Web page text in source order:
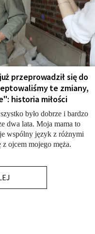
przeprowadził się do
te zmiany,
historia miłości
było dobrze i bardzo
dwa lata. Moja mama to
wspólny język z różnymi
z ojcem mojego męża.